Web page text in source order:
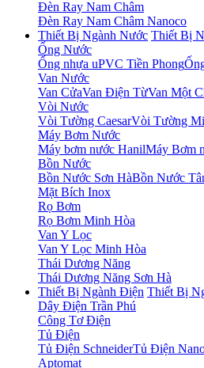
Đèn Ray Nam Châm
Đèn Ray Nam Châm Nanoco
Thiết Bị Ngành Nước Thiết Bị
Ống Nước
Ống nhựa uPVC Tiền Phong
Van Nước
Van CửaVan Điện TừVan Một
Vòi Nước
Vòi Tường CaesarVòi Tường
Máy Bơm Nước
Máy bơm nước HanilMáy Bơm
Bồn Nước
Bồn Nước Sơn HàBồn Nước
Mặt Bích Inox
Rọ Bơm
Rọ Bơm Minh Hòa
Van Y Lọc
Van Y Lọc Minh Hòa
Thái Dương Năng
Thái Dương Năng Sơn Hà
Thiết Bị Ngành Điện Thiết Bị
Dây Điện Trần Phú
Công Tơ Điện
Tủ Điện
Tủ Điện SchneiderTủ Điện
Aptomat